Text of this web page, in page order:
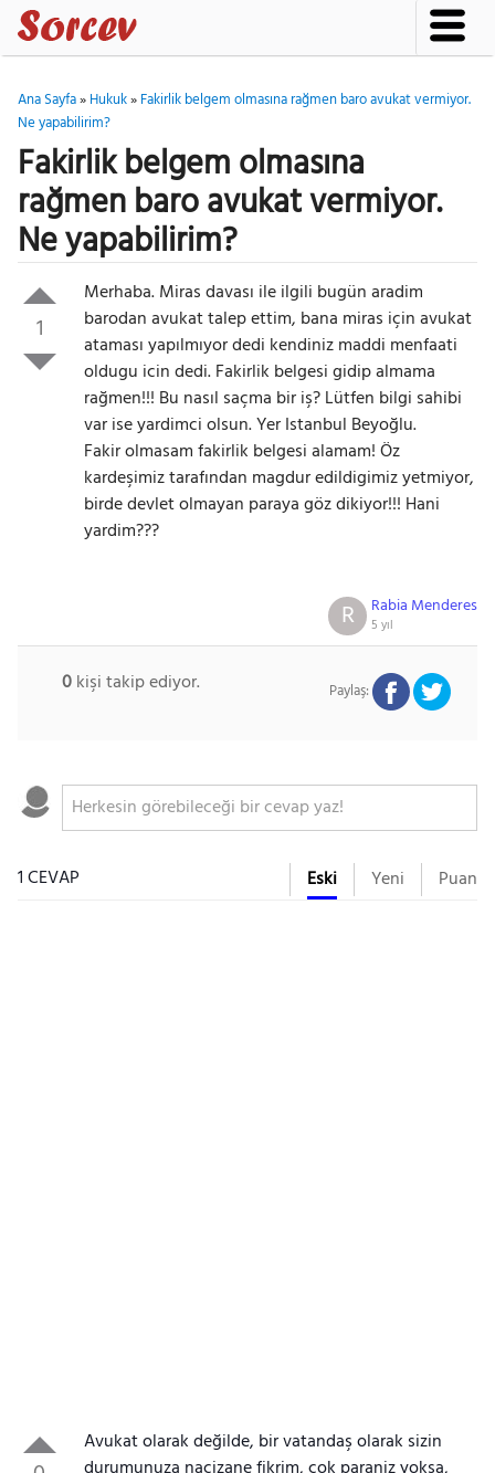
Ana Sayfa»Hukuk»Fakirlik belgem olmasına rağmen baro avukat vermiyor.
Ne yapabilirim?
Fakirlik belgem olmasına
rağmen baro avukat vermiyor.
Ne yapabilirim?
1
Merhaba. Miras davası ile ilgili bugün aradim
barodan avukat talep ettim, bana miras için avukat
ataması yapılmıyor dedi kendiniz maddi menfaati
oldugu icin dedi. Fakirlik belgesi gidip almama
rağmen!!! Bu nasıl saçma bir iş? Lütfen bilgi sahibi
var ise yardimci olsun. Yer Istanbul Beyoğlu.
Fakir olmasam fakirlik belgesi alamam! Öz
kardeşimiz tarafından magdur edildigimiz yetmiyor,
birde devlet olmayan paraya göz dikiyor!!! Hani
yardim???
Rabia Menderes
5 yıl
R
0kişi takip ediyor. Paylaş:
1 CEVAP Eski Yeni Puan
Avukat olarak değilde, bir vatandaş olarak sizin